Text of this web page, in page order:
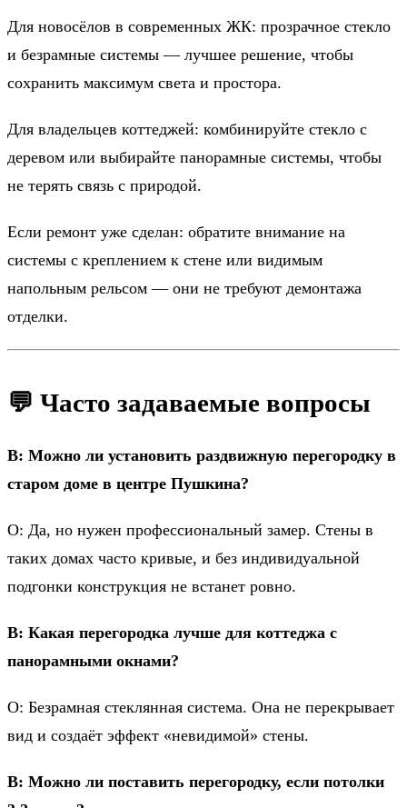
Для новосёлов в современных ЖК: прозрачное стекло
и безрамные системы — лучшее решение, чтобы
сохранить максимум света и простора.
Для владельцев коттеджей: комбинируйте стекло с
деревом или выбирайте панорамные системы, чтобы
не терять связь с природой.
Если ремонт уже сделан: обратите внимание на
системы с креплением к стене или видимым
напольным рельсом — они не требуют демонтажа
отделки.
💬 Часто задаваемые вопросы
В: Можно ли установить раздвижную перегородку в
старом доме в центре Пушкина?
О: Да, но нужен профессиональный замер. Стены в
таких домах часто кривые, и без индивидуальной
подгонки конструкция не встанет ровно.
В: Какая перегородка лучше для коттеджа с
панорамными окнами?
О: Безрамная стеклянная система. Она не перекрывает
вид и создаёт эффект «невидимой» стены.
В: Можно ли поставить перегородку, если потолки